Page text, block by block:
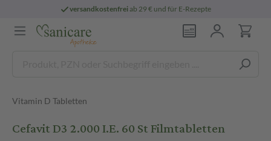
versandkostenfreiab 29 € und für E-Rezepte
Vitamin D Tabletten
Cefavit D3 2.000 I.E. 60 St Filmtabletten